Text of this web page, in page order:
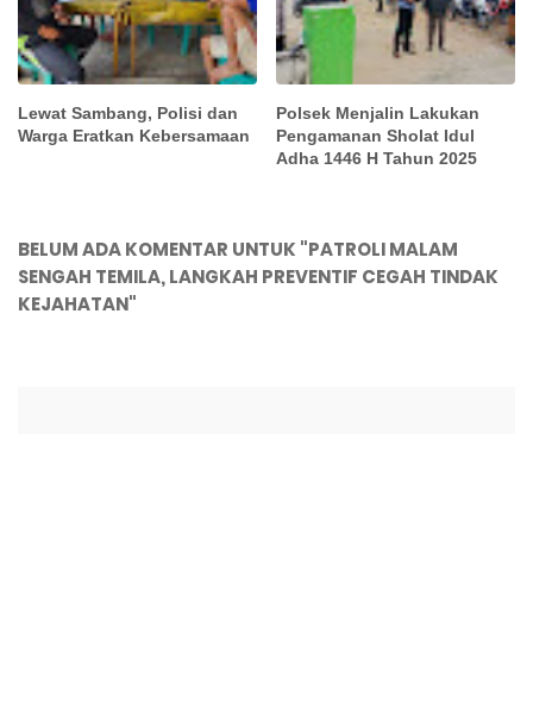
Lewat Sambang, Polisi dan
Warga Eratkan Kebersamaan
Polsek Menjalin Lakukan
Pengamanan Sholat Idul
Adha 1446 H Tahun 2025
BELUM ADA KOMENTAR UNTUK "PATROLI MALAM
SENGAH TEMILA, LANGKAH PREVENTIF CEGAH TINDAK
KEJAHATAN"